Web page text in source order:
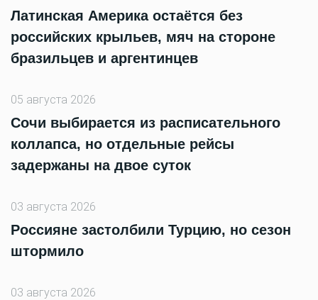
Латинская Америка остаётся без
российских крыльев, мяч на стороне
бразильцев и аргентинцев
05 августа 2026
Сочи выбирается из расписательного
коллапса, но отдельные рейсы
задержаны на двое суток
03 августа 2026
Россияне застолбили Турцию, но сезон
штормило
03 августа 2026